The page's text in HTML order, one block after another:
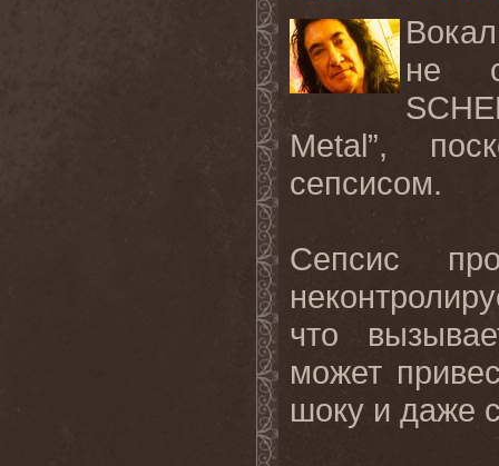
не
Metal”,
сепсисом.
Сепсис
что
может
шоку и даже